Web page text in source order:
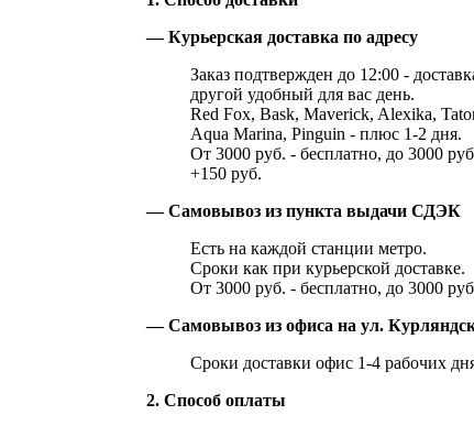
— Курьерская доставка по адресу
Заказ подтвержден до 12:00 -
другой удобный для вас день.
Red Fox, Bask, Maverick, Alexika,
Aqua Marina, Pinguin - плюс 1-2 дня.
От 3000 руб. - бесплатно, до 3000
+150 руб.
— Самовывоз из пункта выдачи СДЭК
Есть на каждой станции метро.
Сроки как при курьерской доставке.
От 3000 руб. - бесплатно, до 3000
— Самовывоз из офиса на ул.
Сроки доставки офис 1-4 рабочих
2. Способ оплаты